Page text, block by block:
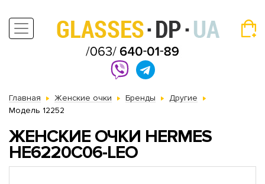
Главная Женские очки Бренды
Другие
Модель 12252
ЖЕНСКИЕ ОЧКИ HERMES
HE6220C06-LEO